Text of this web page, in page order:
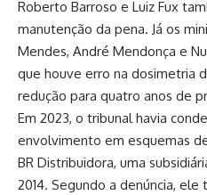
Roberto Barroso e Luiz Fux
manutenção da pena. Já os
Mendes, André Mendonça e
que houve erro na dosimetria
redução para quatro anos de
Em 2023, o tribunal havia
envolvimento em esquemas
BR Distribuidora, uma
2014. Segundo a denúncia,